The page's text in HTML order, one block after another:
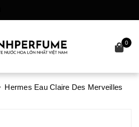
0
Hermes Eau Claire Des Merveilles